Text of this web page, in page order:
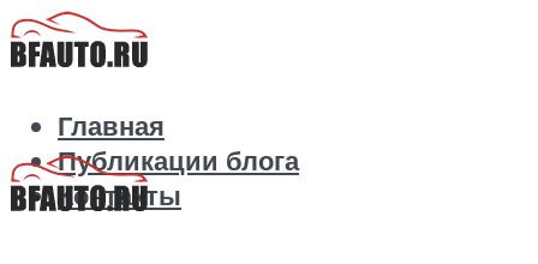
Главная
Публикации блога
Контакты